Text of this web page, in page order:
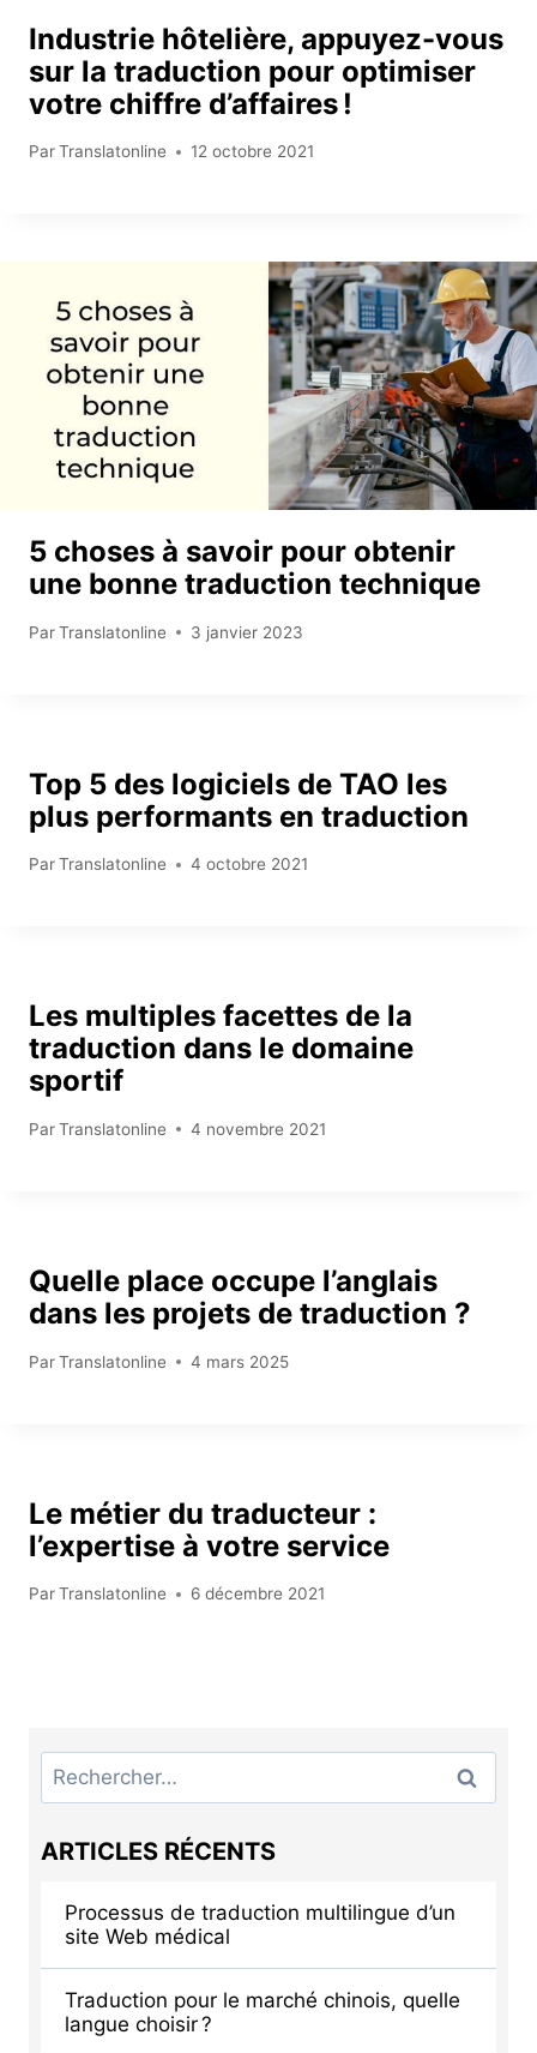
Industrie hôtelière, appuyez-vous
sur la traduction pour optimiser
votre chiffre d’affaires !
ParTranslatonline 12 octobre 2021
5 choses à savoir pour obtenir
une bonne traduction technique
ParTranslatonline 3 janvier 2023
Top 5 des logiciels de TAO les
plus performants en traduction
ParTranslatonline 4 octobre 2021
Les multiples facettes de la
traduction dans le domaine
sportif
ParTranslatonline 4 novembre 2021
Quelle place occupe l’anglais
dans les projets de traduction ?
ParTranslatonline 4 mars 2025
Le métier du traducteur :
l’expertise à votre service
ParTranslatonline 6 décembre 2021
Rechercher :
ARTICLES RÉCENTS
Processus de traduction multilingue d’un
site Web médical
Traduction pour le marché chinois, quelle
langue choisir ?